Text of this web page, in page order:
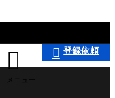
  登録依頼